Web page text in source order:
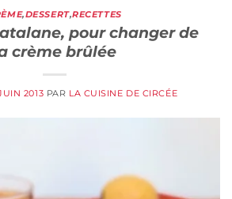
,DESSERT,RECETTES
pour changer de
crème brûlée
2013 PAR LA CUISINE DE CIRCÉE